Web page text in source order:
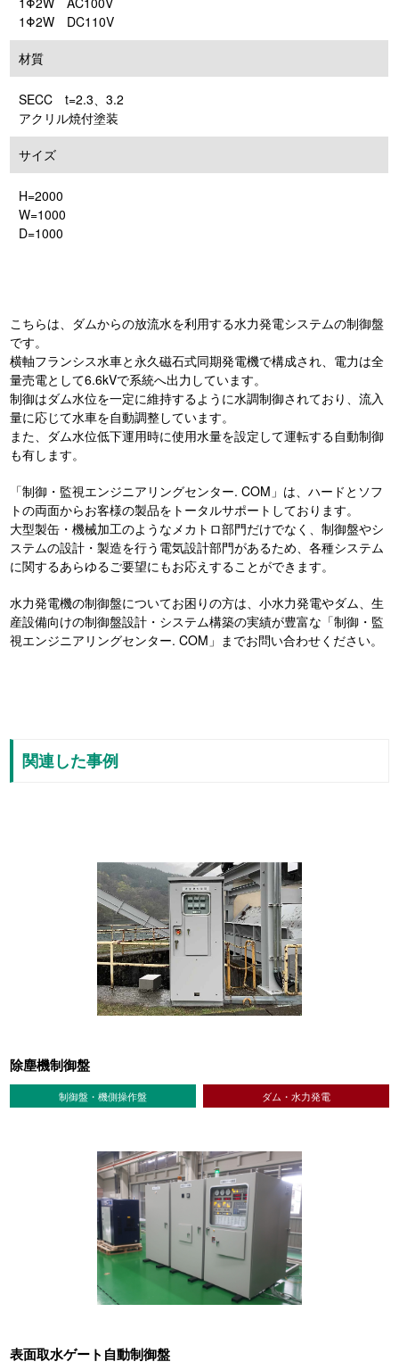
1Φ2W DC110V
材質
SECC t=2.3、3.2
アクリル焼付塗装
サイズ
H=2000
W=1000
D=1000
こちらは、ダムからの放流水を利用する水力発電システムの制御盤
です。
横軸フランシス水車と永久磁石式同期発電機で構成され、電力は全
量売電として6.6kVで系統へ出力しています。
制御はダム水位を一定に維持するように水調制御されており、流入
量に応じて水車を自動調整しています。
また、ダム水位低下運用時に使用水量を設定して運転する自動制御
も有します。
「制御・監視エンジニアリングセンター. COM」は、ハードとソフ
トの両面からお客様の製品をトータルサポートしております。
大型製缶・機械加工のようなメカトロ部門だけでなく、制御盤やシ
ステムの設計・製造を行う電気設計部門があるため、各種システム
に関するあらゆるご要望にもお応えすることができます。
水力発電機の制御盤についてお困りの方は、小水力発電やダム、生
産設備向けの制御盤設計・システム構築の実績が豊富な「制御・監
視エンジニアリングセンター. COM」までお問い合わせください。
関連した事例
除塵機制御盤
制御盤・機側操作盤 ダム・水力発電
表面取水ゲート自動制御盤